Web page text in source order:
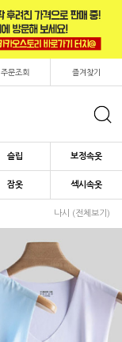
주문조회 즐겨찾기
슬립 보정속옷
잠옷 섹시속옷
나시 (전체보기)